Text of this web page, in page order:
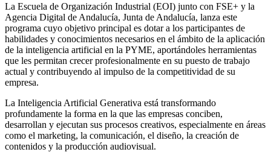
La Escuela de Organización Industrial (EOI) junto con FSE+ y la
Agencia Digital de Andalucía, Junta de Andalucía, lanza este
programa cuyo objetivo principal es dotar a los participantes de
habilidades y conocimientos necesarios en el ámbito de la aplicación
de la inteligencia artificial en la PYME, aportándoles herramientas
que les permitan crecer profesionalmente en su puesto de trabajo
actual y contribuyendo al impulso de la competitividad de su
empresa.
La Inteligencia Artificial Generativa está transformando
profundamente la forma en la que las empresas conciben,
desarrollan y ejecutan sus procesos creativos, especialmente en áreas
como el marketing, la comunicación, el diseño, la creación de
contenidos y la producción audiovisual.